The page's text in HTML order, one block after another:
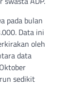
pada bulan
Data ini
oleh
data
sedikit